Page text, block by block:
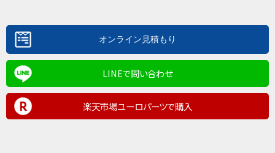
LINEで問い合わせ
楽天市場ユーロパーツで購入